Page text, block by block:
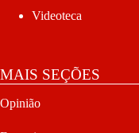
Videoteca
MAIS SEÇÕES
Opinião